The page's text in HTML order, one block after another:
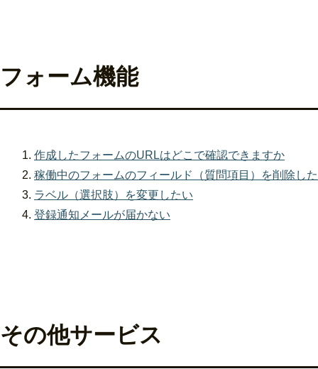
フォーム機能
作成したフォームのURLはどこで確認できますか
稼働中のフォームのフィールド（質問項目）を削除し
ラベル（選択肢）を変更したい
登録通知メールが届かない
その他サービス